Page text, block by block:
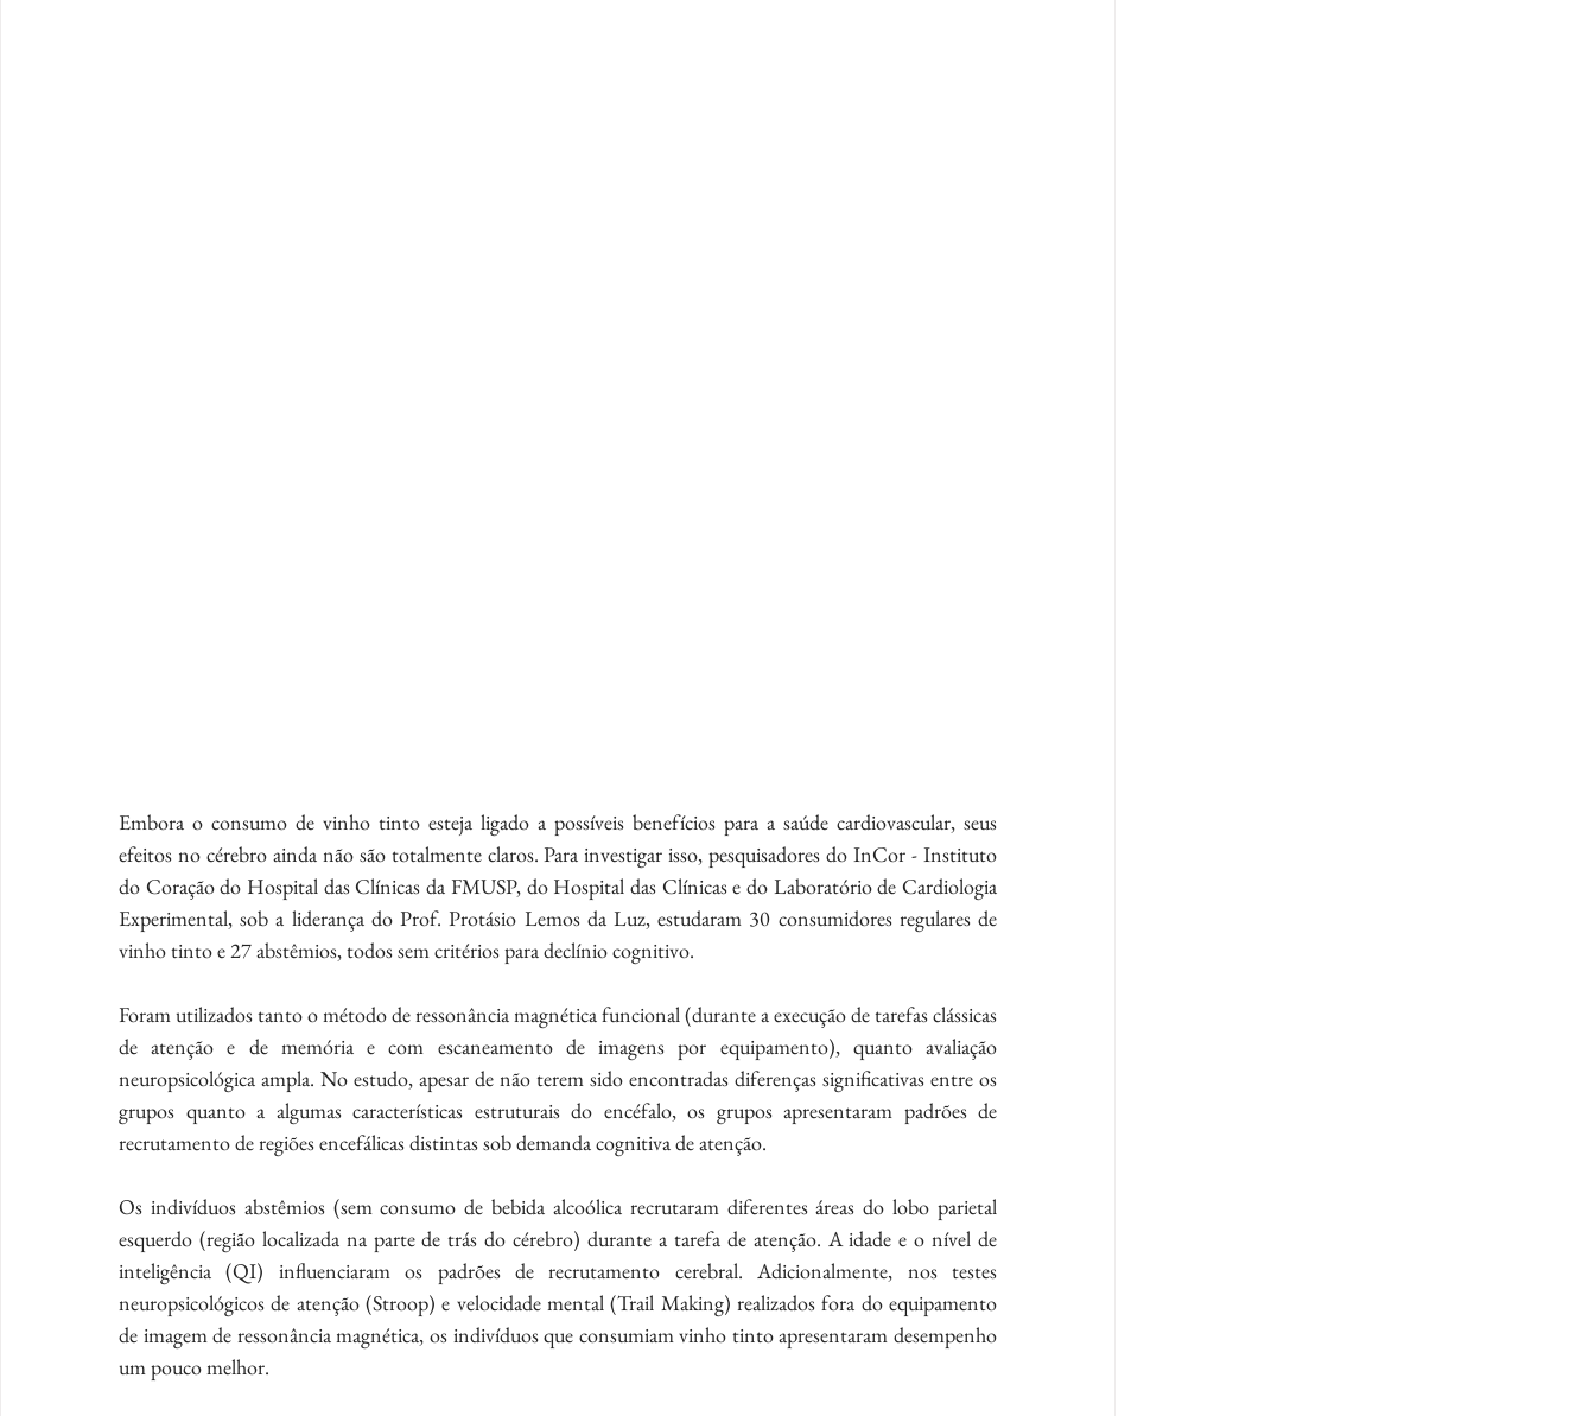
Embora o consumo de vinho tinto esteja ligado a possíveis benefícios para a saúde cardiovascular, seus
efeitos no cérebro ainda não são totalmente claros. Para investigar isso, pesquisadores do InCor - Instituto
do Coração do Hospital das Clínicas da FMUSP, do Hospital das Clínicas e do Laboratório de Cardiologia
Experimental, sob a liderança do Prof. Protásio Lemos da Luz, estudaram 30 consumidores regulares de
vinho tinto e 27 abstêmios, todos sem critérios para declínio cognitivo.
Foram utilizados tanto o método de ressonância magnética funcional (durante a execução de tarefas clássicas
de atenção e de memória e com escaneamento de imagens por equipamento), quanto avaliação
neuropsicológica ampla. No estudo, apesar de não terem sido encontradas diferenças significativas entre os
grupos quanto a algumas características estruturais do encéfalo, os grupos apresentaram padrões de
recrutamento de regiões encefálicas distintas sob demanda cognitiva de atenção.
Os indivíduos abstêmios (sem consumo de bebida alcoólica recrutaram diferentes áreas do lobo parietal
esquerdo (região localizada na parte de trás do cérebro) durante a tarefa de atenção. A idade e o nível de
inteligência (QI) influenciaram os padrões de recrutamento cerebral. Adicionalmente, nos testes
neuropsicológicos de atenção (Stroop) e velocidade mental (Trail Making) realizados fora do equipamento
de imagem de ressonância magnética, os indivíduos que consumiam vinho tinto apresentaram desempenho
um pouco melhor.